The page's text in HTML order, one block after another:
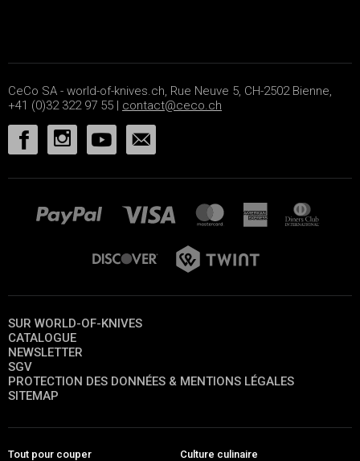
CeCo SA - world-of-knives.ch, Rue Neuve 5, CH-2502 Bienne,
+41 (0)32 322 97 55 | contact@ceco.ch
SUR WORLD-OF-KNIVES
CATALOGUE
NEWSLETTER
SGV
PROTECTION DES DONNÉES & MENTIONS LÉGALES
SITEMAP
Tout pour couper Culture culinaire